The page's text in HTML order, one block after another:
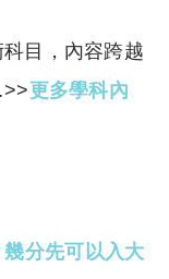
目，內容跨越
更多學科內
幾分先可以入大